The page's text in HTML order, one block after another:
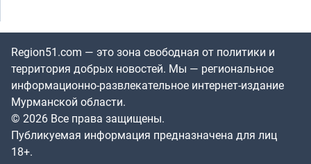
Region51.com — это зона свободная от политики и
территория добрых новостей. Мы — региональное
информационно-развлекательное интернет-издание
Мурманской области.
© 2026 Все права защищены.
Публикуемая информация предназначена для лиц
18+.